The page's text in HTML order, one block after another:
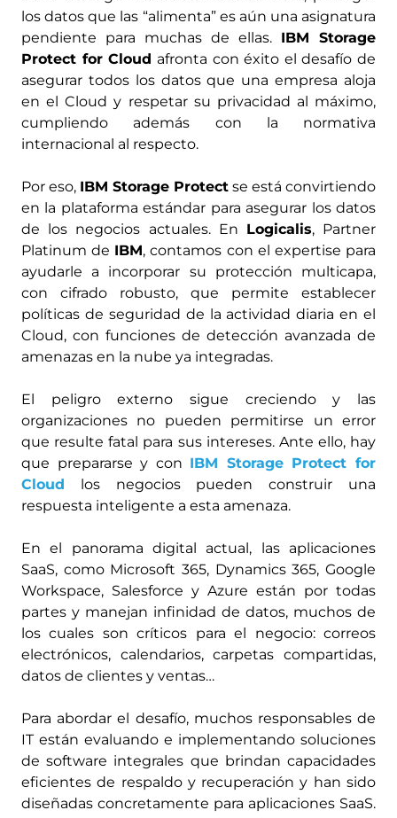
los datos que las “alimenta” es aún una asignatura
pendiente para muchas de ellas. IBM Storage
Protect for Cloud afronta con éxito el desafío de
asegurar todos los datos que una empresa aloja
en el Cloud y respetar su privacidad al máximo,
cumpliendo además con la normativa
internacional al respecto.
Por eso, IBM Storage Protect se está convirtiendo
en la plataforma estándar para asegurar los datos
de los negocios actuales. En Logicalis, Partner
Platinum de IBM, contamos con el expertise para
ayudarle a incorporar su protección multicapa,
con cifrado robusto, que permite establecer
políticas de seguridad de la actividad diaria en el
Cloud, con funciones de detección avanzada de
amenazas en la nube ya integradas.
El peligro externo sigue creciendo y las
organizaciones no pueden permitirse un error
que resulte fatal para sus intereses. Ante ello, hay
que prepararse y con IBM Storage Protect for
Cloud los negocios pueden construir una
respuesta inteligente a esta amenaza.
En el panorama digital actual, las aplicaciones
SaaS, como Microsoft 365, Dynamics 365, Google
Workspace, Salesforce y Azure están por todas
partes y manejan infinidad de datos, muchos de
los cuales son críticos para el negocio: correos
electrónicos, calendarios, carpetas compartidas,
datos de clientes y ventas…
Para abordar el desafío, muchos responsables de
IT están evaluando e implementando soluciones
de software integrales que brindan capacidades
eficientes de respaldo y recuperación y han sido
diseñadas concretamente para aplicaciones SaaS.